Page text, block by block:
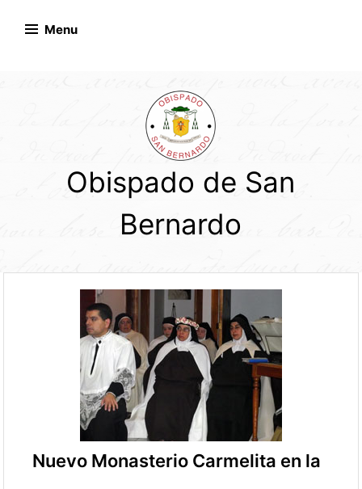
Menu
Obispado de San
Bernardo
Nuevo Monasterio Carmelita en la